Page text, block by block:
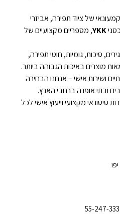
של ציוד תפירה, אביזרי
YKK, מספריים מקצועיים של
סיכות, גומיות, חוטי תפירה,
מוצרים באיכות הגבוהה ביותר.
ושירות אישי – אנחנו הבחירה
ובתי אופנה ברחבי הארץ.
סיטונאי מקצועי וייעוץ אישי לכל